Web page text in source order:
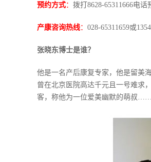
预约方式： 拨打8628-65311666电话
产康咨询热线： 028-65311659或
张晓东博士是谁？
他是一名产后康复专家，他是留美
曾在北京医院高达千元且一号难求
客，称他为一位爱美幽默的萌叔……